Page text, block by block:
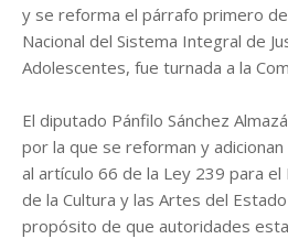
y se reforma el párrafo primero
Nacional del Sistema Integral de
Adolescentes, fue turnada a la
El diputado Pánfilo Sánchez
por la que se reforman y
al artículo 66 de la Ley 239 para
de la Cultura y las Artes del
propósito de que autoridades